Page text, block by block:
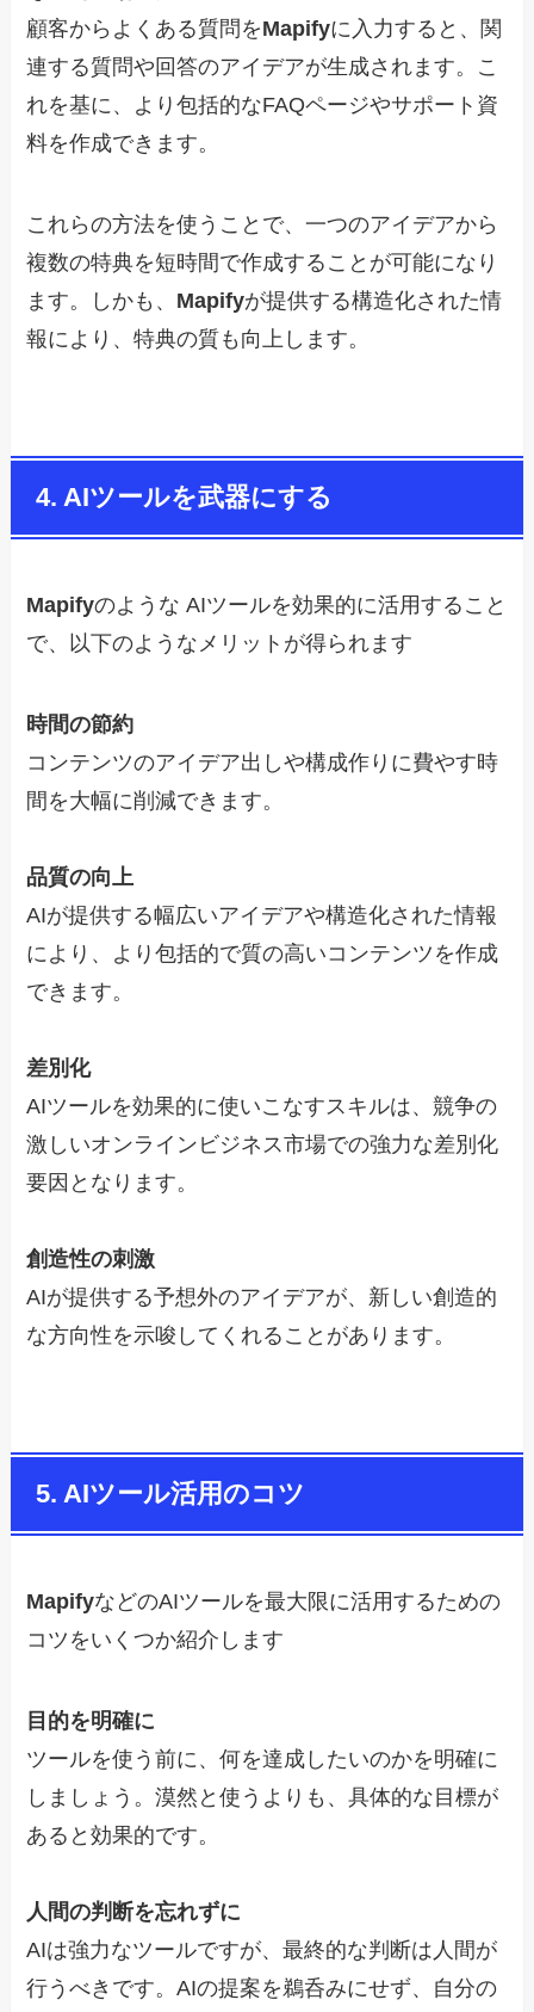
顧客からよくある質問をMapifyに入力すると、関
連する質問や回答のアイデアが生成されます。こ
れを基に、より包括的なFAQページやサポート資
料を作成できます。
これらの方法を使うことで、一つのアイデアから
複数の特典を短時間で作成することが可能になり
ます。しかも、 Mapifyが提供する構造化された情
報により、特典の質も向上します。
4. AIツールを武器にする
Mapifyのような AIツールを効果的に活用すること
で、以下のようなメリットが得られます
時間の節約
コンテンツのアイデア出しや構成作りに費やす時
間を大幅に削減できます。
品質の向上
AIが提供する幅広いアイデアや構造化された情報
により、より包括的で質の高いコンテンツを作成
できます。
差別化
AIツールを効果的に使いこなすスキルは、競争の
激しいオンラインビジネス市場での強力な差別化
要因となります。
創造性の刺激
AIが提供する予想外のアイデアが、新しい創造的
な方向性を示唆してくれることがあります。
5. AIツール活用のコツ
MapifyなどのAIツールを最大限に活用するための
コツをいくつか紹介します
目的を明確に
ツールを使う前に、何を達成したいのかを明確に
しましょう。漠然と使うよりも、具体的な目標が
あると効果的です。
人間の判断を忘れずに
AIは強力なツールですが、最終的な判断は人間が
行うべきです。AIの提案を鵜呑みにせず、自分の